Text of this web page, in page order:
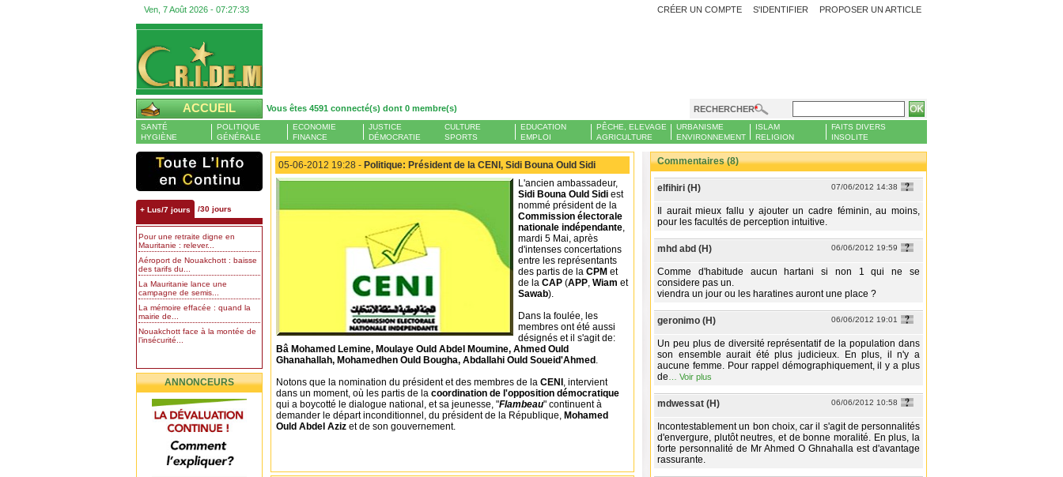
Ven, 7 Août 2026 - 07:27:34 PROPOSER UN ARTICLE
CRÉER UN COMPTE S'IDENTIFIER
ACCUEIL Vous êtes 4591 connecté(s) dont 0 membre(s) RECHERCHER
SANTÉ
HYGIÈNE
POLITIQUE
GÉNÉRALE
ECONOMIE
FINANCE
JUSTICE
DÉMOCRATIE
CULTURE
SPORTS
EDUCATION
EMPLOI
PÊCHE, ELEVAGE
AGRICULTURE
URBANISME
ENVIRONNEMENT
ISLAM
RELIGION
FAITS DIVERS
INSOLITE
+ Lus/7 jours /30 jours
Pour une retraite digne en
Mauritanie : relever...
Aéroport de Nouakchott : baisse
des tarifs du...
La Mauritanie lance une
campagne de semis...
La mémoire effacée : quand la
mairie de...
Nouakchott face à la montée de
l’insécurité...
ANNONCEURS
05-06-2012 19:28 - Politique: Président de la CENI, Sidi Bouna Ould Sidi
L'ancien ambassadeur,
Sidi Bouna Ould Sidi est
nommé président de la
Commission électorale
nationale indépendante,
mardi 5 Mai, après
d'intenses concertations
entre les représentants
des partis de la CPM et
de la CAP (APP, Wiam et
Sawab).
Dans la foulée, les
membres ont été aussi
désignés et il s'agit de:
Bâ Mohamed Lemine, Moulaye Ould Abdel Moumine, Ahmed Ould
Ghanahallah, Mohamedhen Ould Bougha, Abdallahi Ould Soueid'Ahmed .
Notons que la nomination du président et des membres de la CENI , intervient
dans un moment, où les partis de la coordination de l'opposition démocratique
qui a boycotté le dialogue national, et sa jeunesse, "Flambeau" continuent à
demander le départ inconditionnel, du président de la République, Mohamed
Ould Abdel Aziz et de son gouvernement.
Commentaires (8)
elfihiri (H) 07/06/2012 14:38
Il aurait mieux fallu y ajouter un cadre féminin, au moins,
pour les facultés de perception intuitive.
mhd abd (H) 06/06/2012 19:59
Comme d'habitude aucun hartani si non 1 qui ne se
considere pas un.
viendra un jour ou les haratines auront une place ?
geronimo (H) 06/06/2012 19:01
Un peu plus de diversité représentatif de la population dans
son ensemble aurait été plus judicieux. En plus, il n'y a
aucune femme. Pour rappel démographiquement, il y a plus
de
Voir plus
mdwessat (H) 06/06/2012 10:58
Incontestablement un bon choix, car il s'agit de personnalités
d'envergure, plutôt neutres, et de bonne moralité. En plus, la
forte personnalité de Mr Ahmed O Ghnahalla est d'avantage
rassurante.